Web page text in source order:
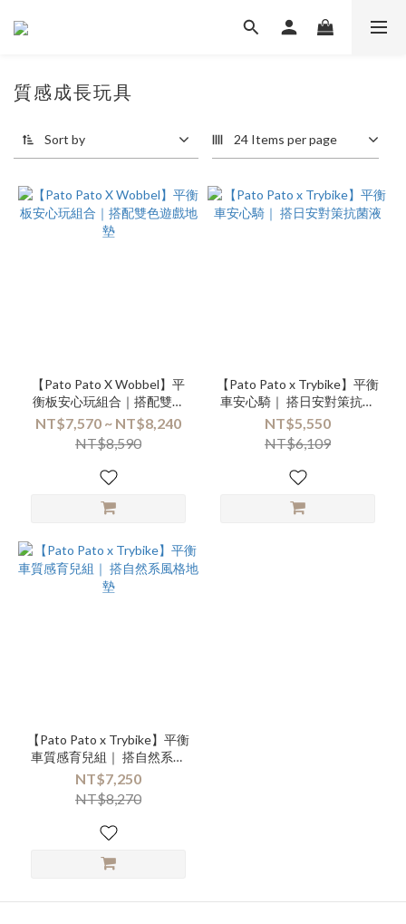
質感成長玩具
Sort by 24 Items per page
【Pato Pato X Wobbel】平
衡板安心玩組合｜搭配雙色
遊戲地墊
NT$7,570 ~ NT$8,240
NT$8,590
【Pato Pato x Trybike】平衡
車安心騎｜ 搭日安對策抗菌
液
NT$5,550
NT$6,109
【Pato Pato x Trybike】平衡
車質感育兒組｜ 搭自然系風
格地墊
NT$7,250
NT$8,270